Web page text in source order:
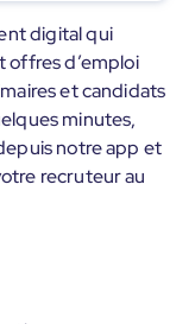
digital qui
offres d’emploi
et candidats
minutes,
notre app et
recruteur au